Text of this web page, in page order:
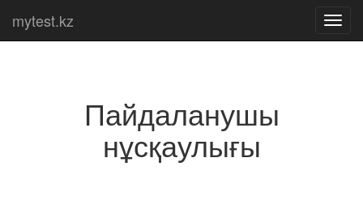
mytest.kz
Пайдаланушы
нұсқаулығы